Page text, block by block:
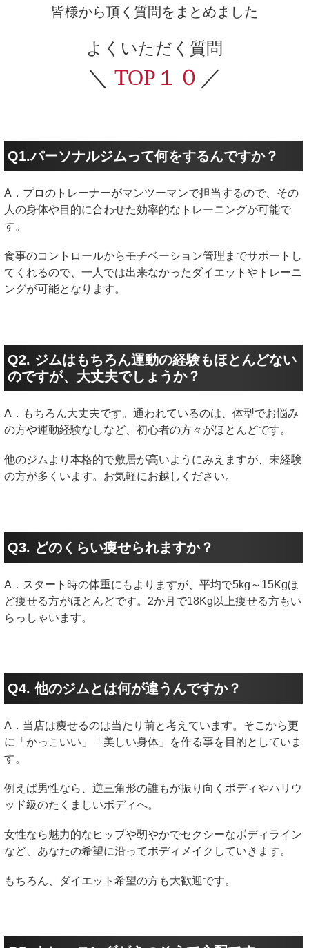
皆様から頂く質問をまとめました
よくいただく質問
＼ TOP１０ ／
Q1.パーソナルジムって何をするんですか？
A．プロのトレーナーがマンツーマンで担当するので、その
人の身体や目的に合わせた効率的なトレーニングが可能で
す。
食事のコントロールからモチベーション管理までサポートし
てくれるので、一人では出来なかったダイエットやトレーニ
ングが可能となります。
Q2. ジムはもちろん運動の経験もほとんどない
のですが、大丈夫でしょうか？
A．もちろん大丈夫です。通われているのは、体型でお悩み
の方や運動経験なしなど、初心者の方々がほとんどです。
他のジムより本格的で敷居が高いようにみえますが、未経験
の方が多くいます。お気軽にお越しください。
Q3. どのくらい痩せられますか？
A．スタート時の体重にもよりますが、平均で5kg～15Kgほ
ど痩せる方がほとんどです。2か月で18Kg以上痩せる方もい
らっしゃいます。
Q4. 他のジムとは何が違うんですか？
A．当店は痩せるのは当たり前と考えています。そこから更
に「かっこいい」「美しい身体」を作る事を目的としていま
す。
例えば男性なら、逆三角形の誰もが振り向くボディやハリウ
ッド級のたくましいボディへ。
女性なら魅力的なヒップや靭やかでセクシーなボディライン
など、あなたの希望に沿ってボディメイクしていきます。
もちろん、ダイエット希望の方も大歓迎です。